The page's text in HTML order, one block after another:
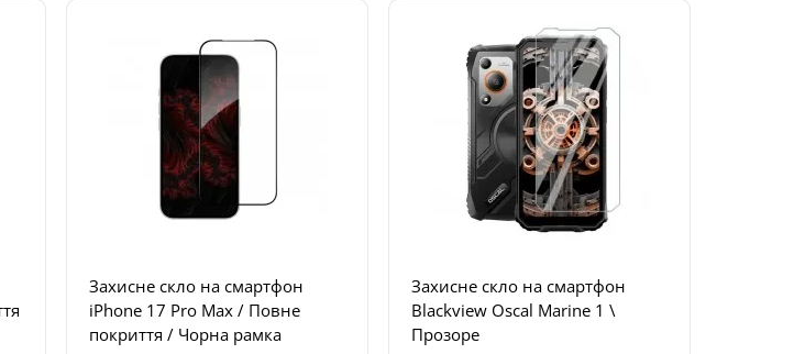
Захисне скло на смартфон
iPhone 17 Pro Max / Повне
покриття / Чорна рамка
Захисне скло на смартфон
Blackview Oscal Marine 1 \
Прозоре